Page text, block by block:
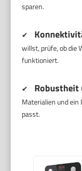
sparen.
✔
willst, prüfe, ob die
funktioniert.
✔ Robustheit
Materialien und ein
passt.